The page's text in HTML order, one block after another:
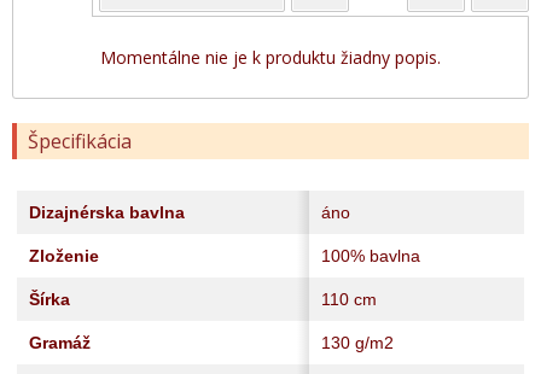
Momentálne nie je k produktu žiadny popis.
Špecifikácia
Dizajnérska bavlna áno
Zloženie 100% bavlna
Šírka 110 cm
Gramáž 130 g/m2